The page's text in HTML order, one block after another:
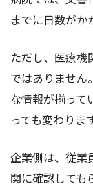
までに日数がか
ただし、医療機
ではありません
な情報が揃って
っても変わります
企業側は、従業
関に確認しても